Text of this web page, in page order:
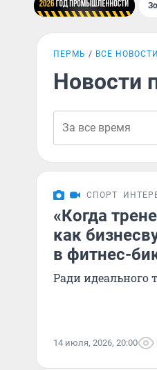
ПЕРМЬ ВСЕ НОВОСТИ
Новости
СПОРТ
«Когда
как
в фитнес-
Ради идеального
14 июля, 2026, 20:00